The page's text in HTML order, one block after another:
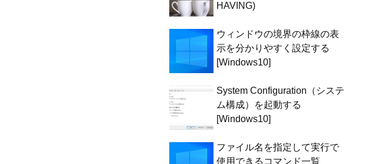
HAVING)
ウィンドウの境界の枠線の表
示を分かりやすく設定する
[Windows10]
System Configuration（システ
ム構成）を起動する
[Windows10]
ファイル名を指定して実行で
使用できるコマンド一覧